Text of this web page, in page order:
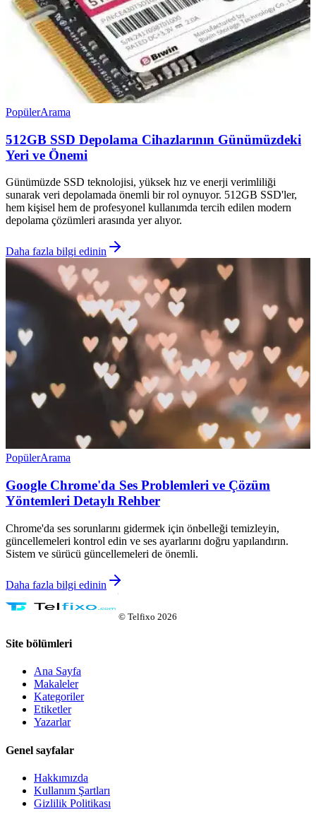
PopülerArama
512GB SSD Depolama Cihazlarının Günümüzdeki
Yeri ve Önemi
Günümüzde SSD teknolojisi, yüksek hız ve enerji verimliliği
sunarak veri depolamada önemli bir rol oynuyor. 512GB SSD'ler,
hem kişisel hem de profesyonel kullanımda tercih edilen modern
depolama çözümleri arasında yer alıyor.
Daha fazla bilgi edinin
PopülerArama
Google Chrome'da Ses Problemleri ve Çözüm
Yöntemleri Detaylı Rehber
Chrome'da ses sorunlarını gidermek için önbelleği temizleyin,
güncellemeleri kontrol edin ve ses ayarlarını doğru yapılandırın.
Sistem ve sürücü güncellemeleri de önemli.
Daha fazla bilgi edinin
© Telfixo 2026
Site bölümleri
Ana Sayfa
Makaleler
Kategoriler
Etiketler
Yazarlar
Genel sayfalar
Hakkımızda
Kullanım Şartları
Gizlilik Politikası